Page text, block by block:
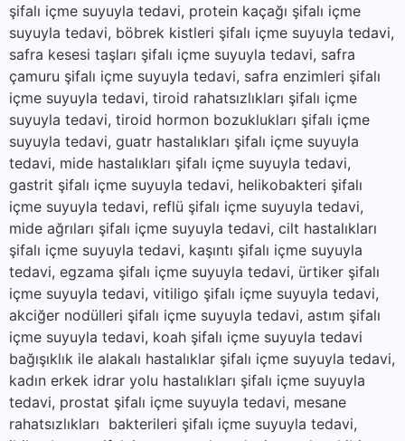
şifalı içme suyuyla tedavi, protein kaçağı şifalı içme
suyuyla tedavi, böbrek kistleri şifalı içme suyuyla tedavi,
safra kesesi taşları şifalı içme suyuyla tedavi, safra
çamuru şifalı içme suyuyla tedavi, safra enzimleri şifalı
içme suyuyla tedavi, tiroid rahatsızlıkları şifalı içme
suyuyla tedavi, tiroid hormon bozuklukları şifalı içme
suyuyla tedavi, guatr hastalıkları şifalı içme suyuyla
tedavi, mide hastalıkları şifalı içme suyuyla tedavi,
gastrit şifalı içme suyuyla tedavi, helikobakteri şifalı
içme suyuyla tedavi, reflü şifalı içme suyuyla tedavi,
mide ağrıları şifalı içme suyuyla tedavi, cilt hastalıkları
şifalı içme suyuyla tedavi, kaşıntı şifalı içme suyuyla
tedavi, egzama şifalı içme suyuyla tedavi, ürtiker şifalı
içme suyuyla tedavi, vitiligo şifalı içme suyuyla tedavi,
akciğer nodülleri şifalı içme suyuyla tedavi, astım şifalı
içme suyuyla tedavi, koah şifalı içme suyuyla tedavi
bağışıklık ile alakalı hastalıklar şifalı içme suyuyla tedavi,
kadın erkek idrar yolu hastalıkları şifalı içme suyuyla
tedavi, prostat şifalı içme suyuyla tedavi, mesane
rahatsızlıkları bakterileri şifalı içme suyuyla tedavi,